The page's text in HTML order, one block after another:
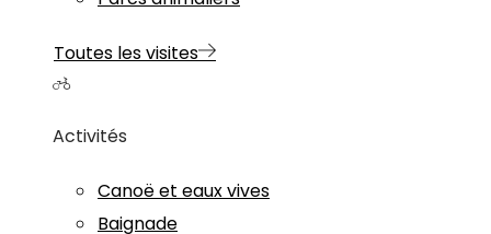
Toutes les visites
Activités
Canoë et eaux vives
Baignade